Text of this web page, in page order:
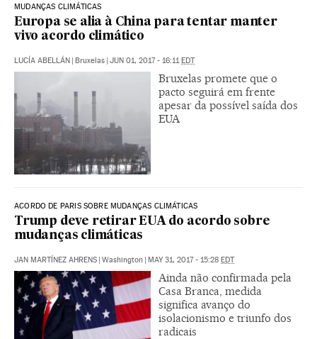
MUDANÇAS CLIMÁTICAS
Europa se alia à China para tentar manter
vivo acordo climático
LUCÍA ABELLÁN | Bruxelas | JUN 01, 2017 - 16:11EDT
Bruxelas promete que o
pacto seguirá em frente
apesar da possível saída dos
EUA
ACORDO DE PARIS SOBRE MUDANÇAS CLIMÁTICAS
Trump deve retirar EUA do acordo sobre
mudanças climáticas
JAN MARTÍNEZ AHRENS | Washington | MAY 31, 2017 - 15:28 EDT
Ainda não confirmada pela
Casa Branca, medida
significa avanço do
isolacionismo e triunfo dos
radicais